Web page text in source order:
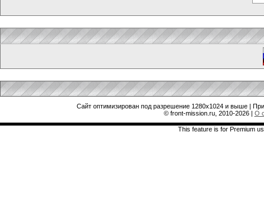
Сайт оптимизирован под разрешение 1280x1024 и выше |
© front-mission.ru, 2010-2026| О
This feature is for Premium